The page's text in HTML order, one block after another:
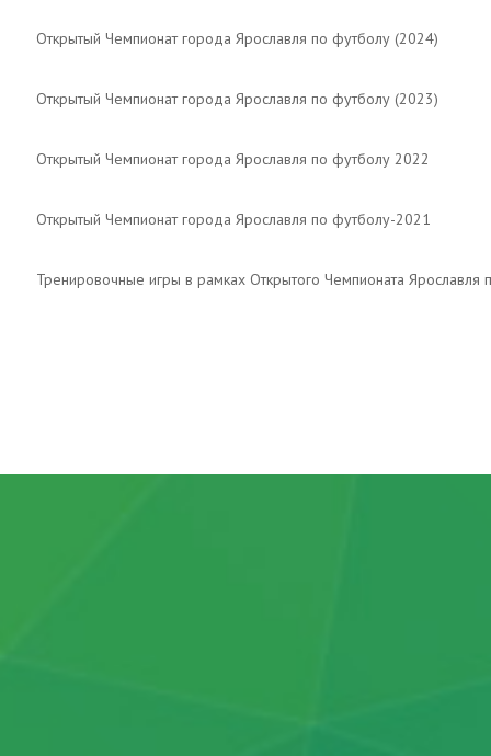
Открытый Чемпионат города Ярославля по футболу (2024)
Открытый Чемпионат города Ярославля по футболу (2023)
Открытый Чемпионат города Ярославля по футболу 2022
Открытый Чемпионат города Ярославля по футболу-2021
Тренировочные игры в рамках Открытого Чемпионата Ярославля